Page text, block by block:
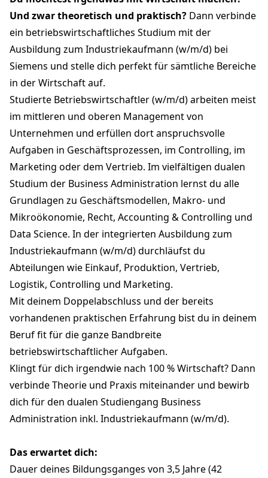
Und zwar theoretisch und praktisch? Dann verbinde
ein betriebswirtschaftliches Studium mit der
Ausbildung zum Industriekaufmann (w/m/d) bei
Siemens und stelle dich perfekt für sämtliche Bereiche
in der Wirtschaft auf.
Studierte Betriebswirtschaftler (w/m/d) arbeiten meist
im mittleren und oberen Management von
Unternehmen und erfüllen dort anspruchsvolle
Aufgaben in Geschäftsprozessen, im Controlling, im
Marketing oder dem Vertrieb. Im vielfältigen dualen
Studium der Business Administration lernst du alle
Grundlagen zu Geschäftsmodellen, Makro- und
Mikroökonomie, Recht, Accounting & Controlling und
Data Science. In der integrierten Ausbildung zum
Industriekaufmann (w/m/d) durchläufst du
Abteilungen wie Einkauf, Produktion, Vertrieb,
Logistik, Controlling und Marketing.
Mit deinem Doppelabschluss und der bereits
vorhandenen praktischen Erfahrung bist du in deinem
Beruf fit für die ganze Bandbreite
betriebswirtschaftlicher Aufgaben.
Klingt für dich irgendwie nach 100 % Wirtschaft? Dann
verbinde Theorie und Praxis miteinander und bewirb
dich für den dualen Studiengang Business
Administration inkl. Industriekaufmann (w/m/d).
Das erwartet dich:
Dauer deines Bildungsganges von 3,5 Jahre (42